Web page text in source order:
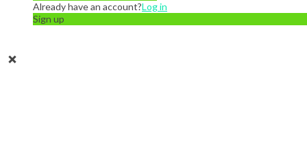
Already have an account?Log in
Sign up